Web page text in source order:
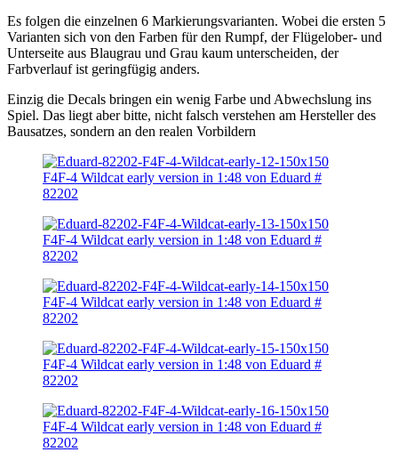
Es folgen die einzelnen 6 Markierungsvarianten. Wobei die ersten 5
Varianten sich von den Farben für den Rumpf, der Flügelober- und
Unterseite aus Blaugrau und Grau kaum unterscheiden, der
Farbverlauf ist geringfügig anders.
Einzig die Decals bringen ein wenig Farbe und Abwechslung ins
Spiel. Das liegt aber bitte, nicht falsch verstehen am Hersteller des
Bausatzes, sondern an den realen Vorbildern